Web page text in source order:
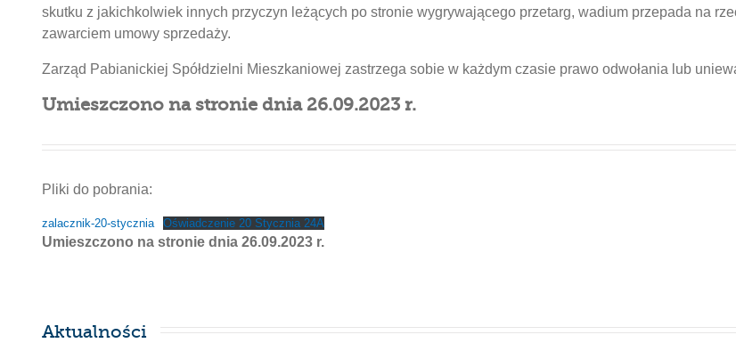
skutku z jakichkolwiek innych przyczyn leżących po stronie wygrywającego przetarg, wadium przepada na
zawarciem umowy sprzedaży.
Zarząd Pabianickiej Spółdzielni Mieszkaniowej zastrzega sobie w każdym czasie prawo odwołania lub
Umieszczono na stronie dnia 26.09.2023 r.
Pliki do pobrania:
zalacznik-20-stycznia Oświadczenie 20 Stycznia 24A
Umieszczono na stronie dnia 26.09.2023 r.
Aktualności